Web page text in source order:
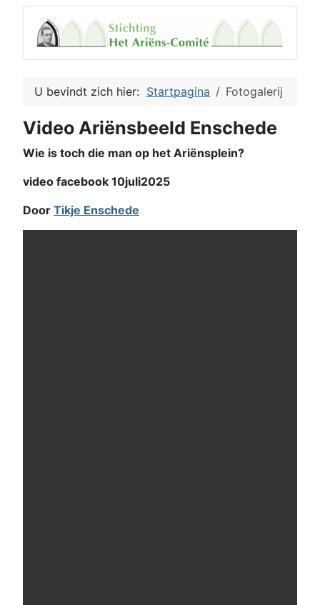
U bevindt zich hier: Startpagina Fotogalerij
Video Ariënsbeeld Enschede
Wie is toch die man op het Ariënsplein?
video facebook 10juli2025
Door Tikje Enschede